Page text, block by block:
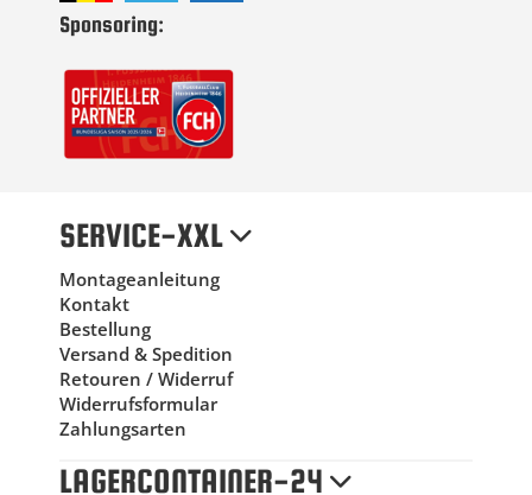
Sponsoring:
SERVICE-XXL
Montageanleitung
Kontakt
Bestellung
Versand & Spedition
Retouren / Widerruf
Widerrufsformular
Zahlungsarten
LAGERCONTAINER-24